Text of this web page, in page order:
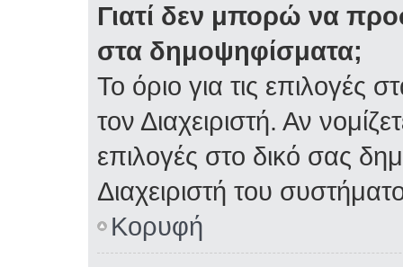
Γιατί δεν μπορώ να
στα δημοψηφίσματα;
Το όριο για τις επιλογές
τον Διαχειριστή. Αν
επιλογές στο δικό σας
Διαχειριστή του
Κορυφή